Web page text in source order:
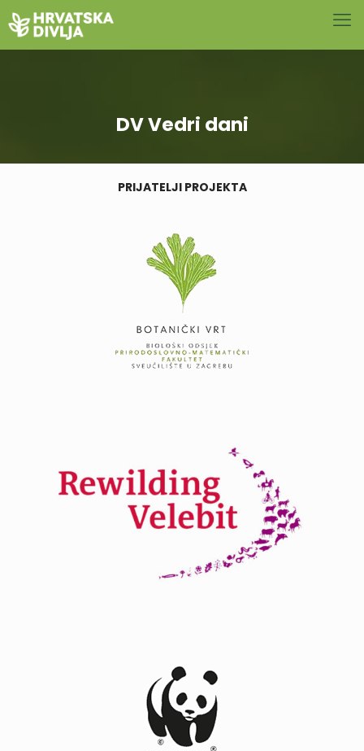
DV Vedri dani
PRIJATELJI PROJEKTA